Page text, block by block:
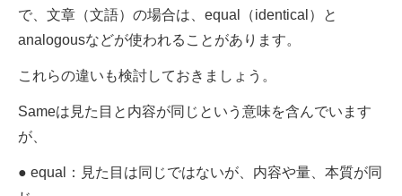
で、文章（文語）の場合は、equal（identical）と
analogousなどが使われることがあります。
これらの違いも検討しておきましょう。
Sameは見た目と内容が同じという意味を含んでいます
が、
● equal：見た目は同じではないが、内容や量、本質が同